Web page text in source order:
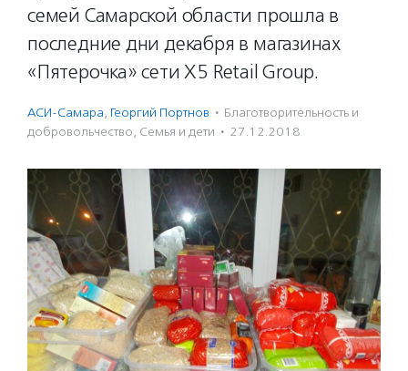
семей Самарской области прошла в
последние дни декабря в магазинах
«Пятерочка» сети X5 Retail Group.
АСИ-Самара, Георгий Портнов · Благотвори­тель­ность и
доброволь­чест­во, Семья и дети · 27.12.2018